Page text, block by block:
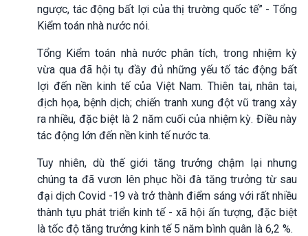
ngược, tác động bất lợi của thị trường quốc tế” - Tổng
Kiểm toán nhà nước nói.
Tổng Kiểm toán nhà nước phân tích, trong nhiệm kỳ
vừa qua đã hội tụ đầy đủ những yếu tố tác động bất
lợi đến nền kinh tế của Việt Nam. Thiên tai, nhân tai,
địch họa, bệnh dịch; chiến tranh xung đột vũ trang xảy
ra nhiều, đặc biệt là 2 năm cuối của nhiệm kỳ. Điều này
tác động lớn đến nền kinh tế nước ta.
Tuy nhiên, dù thế giới tăng trưởng chậm lại nhưng
chúng ta đã vươn lên phục hồi đà tăng trưởng từ sau
đại dịch Covid -19 và trở thành điểm sáng với rất nhiều
thành tựu phát triển kinh tế - xã hội ấn tượng, đặc biệt
là tốc độ tăng trưởng kinh tế 5 năm bình quân là 6,2 %.